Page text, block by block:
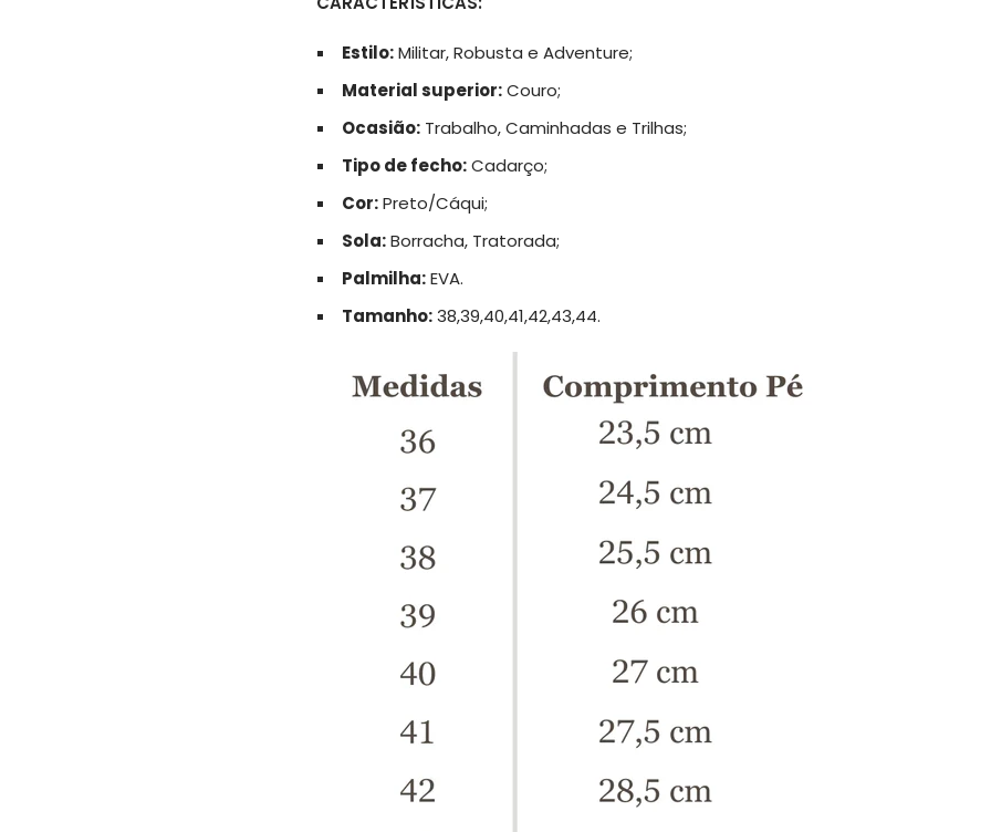
Estilo:Militar, Robusta e Adventure;
Material superior:Couro;
Ocasião: Trabalho, Caminhadas e Trilhas;
Tipo de fecho:Cadarço;
Cor:Preto/Cáqui;
Sola:Borracha, Tratorada;
Palmilha:EVA.
Tamanho:38,39,40,41,42,43,44.